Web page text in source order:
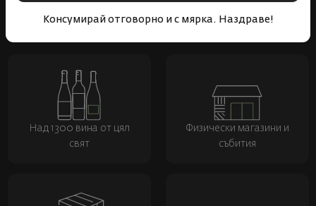
Консумирай отговорно и с мярка. Наздраве!
Над 1300 вина от цял
свят
Физически магазини и
събития